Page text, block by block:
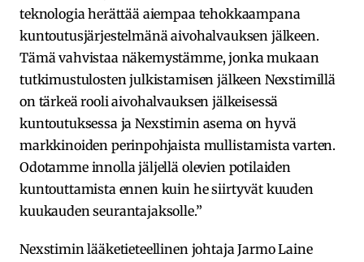
teknologia herättää aiempaa tehokkaampana
kuntoutusjärjestelmänä aivohalvauksen jälkeen.
Tämä vahvistaa näkemystämme, jonka mukaan
tutkimustulosten julkistamisen jälkeen Nexstimillä
on tärkeä rooli aivohalvauksen jälkeisessä
kuntoutuksessa ja Nexstimin asema on hyvä
markkinoiden perinpohjaista mullistamista varten.
Odotamme innolla jäljellä olevien potilaiden
kuntouttamista ennen kuin he siirtyvät kuuden
kuukauden seurantajaksolle.”
Nexstimin lääketieteellinen johtaja Jarmo Laine